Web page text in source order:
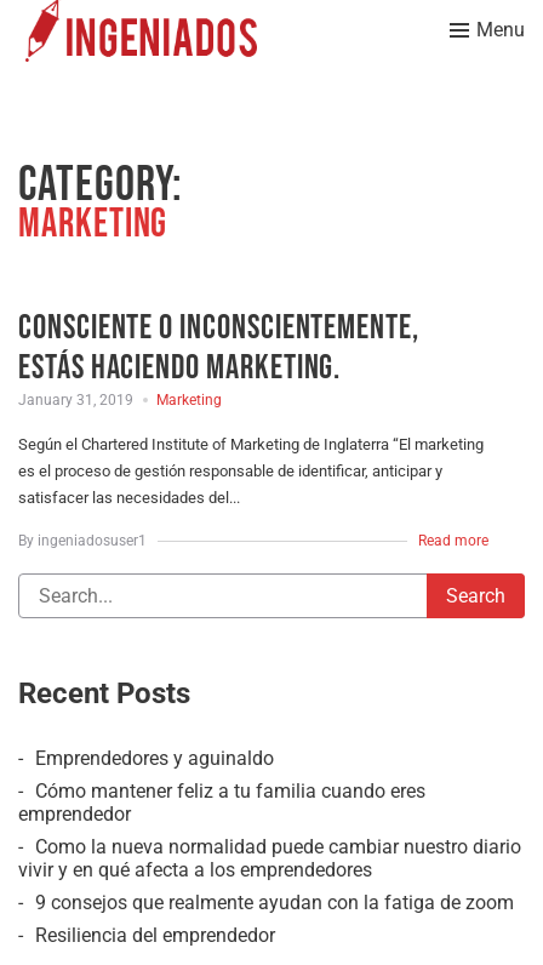
Menu
Category:
Marketing
Consciente o inconscientemente,
estás haciendo marketing.
January 31, 2019 Marketing
Según el Chartered Institute of Marketing de Inglaterra “El marketing
es el proceso de gestión responsable de identificar, anticipar y
satisfacer las necesidades del...
By ingeniadosuser1 Read more
Recent Posts
Emprendedores y aguinaldo
Cómo mantener feliz a tu familia cuando eres
emprendedor
Como la nueva normalidad puede cambiar nuestro diario
vivir y en qué afecta a los emprendedores
9 consejos que realmente ayudan con la fatiga de zoom
Resiliencia del emprendedor